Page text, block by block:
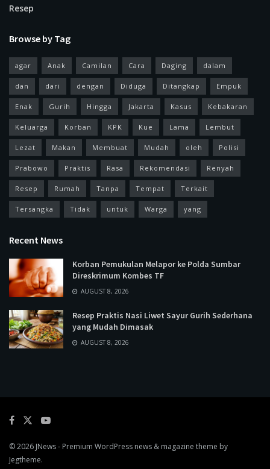
Resep
Browse by Tag
agar Anak Camilan Cara Daging dalam
dan dari dengan Diduga Ditangkap Empuk
Enak Gurih Hingga Jakarta Kasus Kebakaran
Keluarga Korban KPK Kue Lama Lembut
Lezat Makan Membuat Mudah oleh Polisi
Prabowo Praktis Rasa Rekomendasi Renyah
Resep Rumah Tanpa Tempat Terkait
Tersangka Tidak untuk Warga yang
Recent News
Korban Pemukulan Melapor ke Polda Sumbar
Direskrimum Kombes TF
AUGUST 8, 2026
Resep Praktis Nasi Liwet Sayur Gurih Sederhana
yang Mudah Dimasak
AUGUST 8, 2026
© 2026 JNews- Premium WordPress news & magazine theme by
Jegtheme.